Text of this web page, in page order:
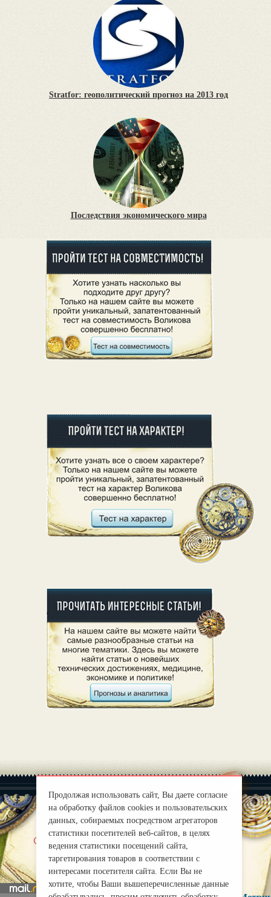
Stratfor: геополитический прогноз на 2013 год
Последствия экономического мира
О нас |
mirprognoz@mail.ru
Продолжая использовать сайт, Вы даете согласие
на обработку файлов cookies и пользовательских
данных, собираемых посредством агрегаторов
статистики посетителей веб-сайтов, в целях
ведения статистики посещений сайта,
таргетирования товаров в соответствии с
интересами посетителя сайта. Если Вы не
хотите, чтобы Ваши вышеперечисленные данные